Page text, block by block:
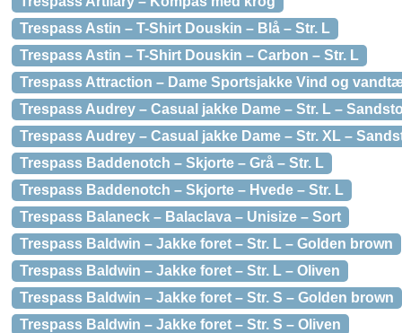
Trespass Astin – T-Shirt Douskin – Blå – Str. L
Trespass Astin – T-Shirt Douskin – Carbon – Str. L
Trespass Attraction – Dame Sportsjakke Vind og
Trespass Audrey – Casual jakke Dame – Str. L –
Trespass Audrey – Casual jakke Dame – Str. XL –
Trespass Baddenotch – Skjorte – Grå – Str. L
Trespass Baddenotch – Skjorte – Hvede – Str. L
Trespass Balaneck – Balaclava – Unisize – Sort
Trespass Baldwin – Jakke foret – Str. L – Golden brown
Trespass Baldwin – Jakke foret – Str. L – Oliven
Trespass Baldwin – Jakke foret – Str. S – Golden brown
Trespass Baldwin – Jakke foret – Str. S – Oliven